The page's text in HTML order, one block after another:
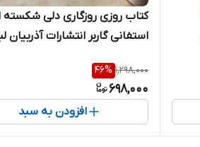
کتاب روزی روزگاری دلی شکسته
استفانی گاربر انتشارات آذربیان
1,298,000
46%
698,000
افزودن به سبد